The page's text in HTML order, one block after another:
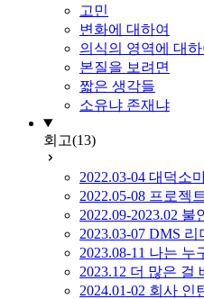
고민
변화에 대하여
의식의 영역에 대하
본질을 보려면
짧은 생각들
소유냐 존재냐
회고(13)
2022.03-04 대덕소
2022.05-08 프로젝
2022.09-2023.02 불
2023.03-07 DMS 리
2023.08-11 나는 누
2023.12 더 많은 걸
2024.01-02 회사 인